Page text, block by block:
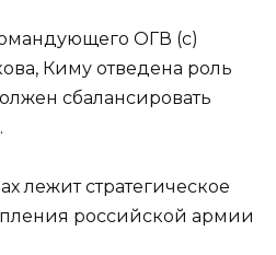
ОГВ (с)
Киму отведена роль
сбалансировать
лежит стратегическое
российской армии